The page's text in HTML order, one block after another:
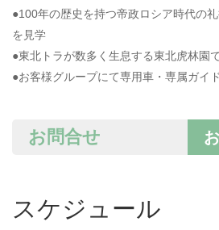
●100年の歴史を持つ帝政ロシア時代の
を見学
●東北トラが数多く生息する東北虎林園
●お客様グループにて専用車・専属ガイ
お問合せ
スケジュール